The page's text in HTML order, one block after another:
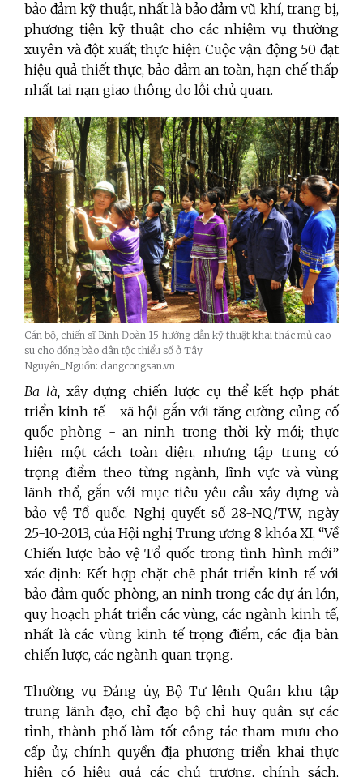
bảo đảm kỹ thuật, nhất là bảo đảm vũ khí, trang bị,
phương tiện kỹ thuật cho các nhiệm vụ thường
xuyên và đột xuất; thực hiện Cuộc vận động 50 đạt
hiệu quả thiết thực, bảo đảm an toàn, hạn chế thấp
nhất tai nạn giao thông do lỗi chủ quan.
Cán bộ, chiến sĩ Binh Đoàn 15 hướng dẫn kỹ thuật khai thác mủ cao
su cho đồng bào dân tộc thiểu số ở Tây
Nguyên_Nguồn: dangcongsan.vn
Ba là, xây dựng chiến lược cụ thể kết hợp phát
triển kinh tế - xã hội gắn với tăng cường củng cố
quốc phòng - an ninh trong thời kỳ mới; thực
hiện một cách toàn diện, nhưng tập trung có
trọng điểm theo từng ngành, lĩnh vực và vùng
lãnh thổ, gắn với mục tiêu yêu cầu xây dựng và
bảo vệ Tổ quốc. Nghị quyết số 28-NQ/TW, ngày
25-10-2013, của Hội nghị Trung ương 8 khóa XI, “Về
Chiến lược bảo vệ Tổ quốc trong tình hình mới”
xác định: Kết hợp chặt chẽ phát triển kinh tế với
bảo đảm quốc phòng, an ninh trong các dự án lớn,
quy hoạch phát triển các vùng, các ngành kinh tế,
nhất là các vùng kinh tế trọng điểm, các địa bàn
chiến lược, các ngành quan trọng.
Thường vụ Đảng ủy, Bộ Tư lệnh Quân khu tập
trung lãnh đạo, chỉ đạo bộ chỉ huy quân sự các
tỉnh, thành phố làm tốt công tác tham mưu cho
cấp ủy, chính quyền địa phương triển khai thực
hiện có hiệu quả các chủ trương, chính sách,